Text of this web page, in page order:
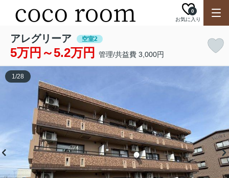
お気に入り
0
アレグリーア 空室2
5万円～5.2万円 管理/共益費 3,000円
1/28